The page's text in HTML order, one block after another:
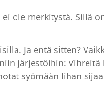
ole merkitystä. Sillä
Ja entä sitten?
järjestöihin: Vihreitä
syömään lihan